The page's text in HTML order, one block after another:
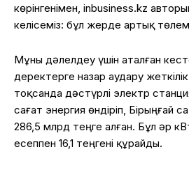
көрінгенімен, inbusiness.kz
келісеміз: бұл жерде артық
Мұны дәлелдеу үшін аталған
деректерге назар аудару
тоқсанда дәстүрлі электр
сағат энергия өндіріп, Бірыңғай
286,5 млрд теңге алған. Бұл әр
есеппен 16,1 теңгені құрайды.